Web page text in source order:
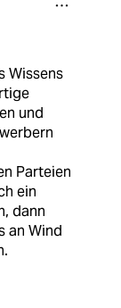
Wissens
und
Parteien
ein
dann
an Wind